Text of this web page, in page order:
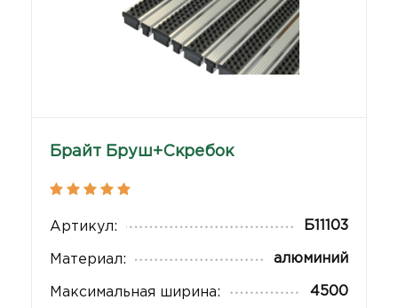
Брайт Бруш+Скребок
Артикул: Б11103
Материал: алюминий
Максимальная ширина: 4500